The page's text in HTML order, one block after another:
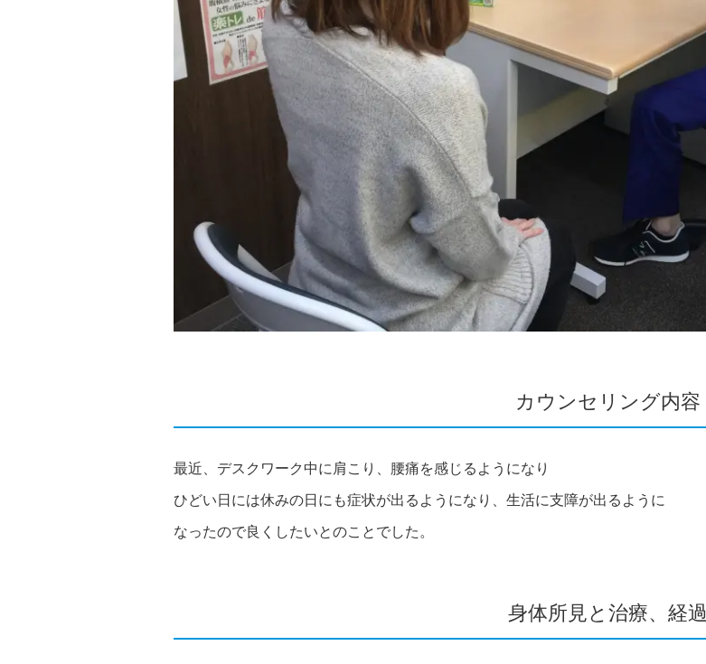
カウンセリング内容
最近、デスクワーク中に肩こり、腰痛を感じるようになり
ひどい日には休みの日にも症状が出るようになり、生活に支障が出るように
なったので良くしたいとのことでした。
身体所見と治療、経過